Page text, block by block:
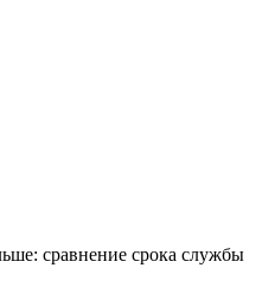
сравнение срока службы